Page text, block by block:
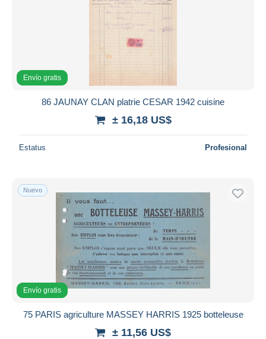
Envío gratis
86 JAUNAY CLAN platrie CESAR 1942 cuisine
± 16,18 US$
Estatus Profesional
Nuevo
Envío gratis
75 PARIS agriculture MASSEY HARRIS 1925 botteleuse
± 11,56 US$